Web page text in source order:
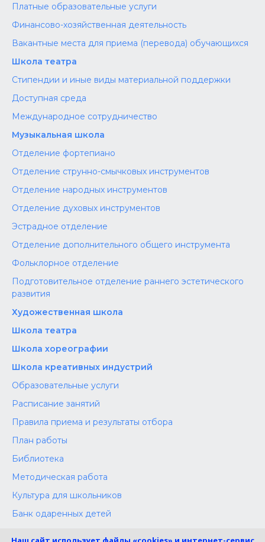
Платные образовательные услуги
Финансово-хозяйственная деятельность
Вакантные места для приема (перевода) обучающихся
Школа театра
Стипендии и иные виды материальной поддержки
Доступная среда
Международное сотрудничество
Музыкальная школа
Отделение фортепиано
Отделение струнно-смычковых инструментов
Отделение народных инструментов
Отделение духовых инструментов
Эстрадное отделение
Отделение дополнительного общего инструмента
Фольклорное отделение
Подготовительное отделение раннего эстетического
развития
Художественная школа
Школа‌‌‌‌ театра
Школа хореографии
Школа креативных индустрий
Образовательные услуги
Расписание занятий
Правила приема и результаты отбора
План работы
Библиотека
Методическая работа
Культура для школьников
Банк одаренных детей